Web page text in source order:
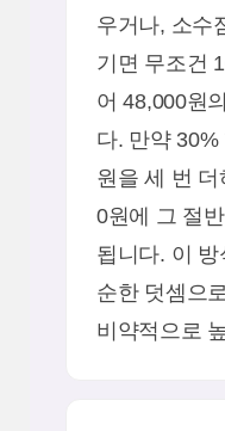
우거나, 소수
기면 무조건
어 48,000원
다. 만약
원을 세 번
0원에 그 절
됩니다. 이
순한 덧셈으
비약적으로